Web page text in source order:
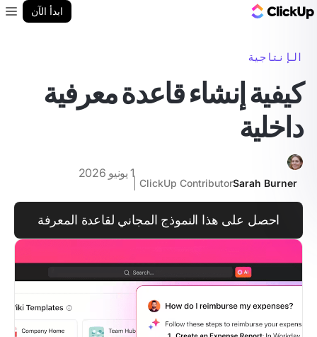
ابدأ الآن
الإنتاجية
كيفية إنشاء قاعدة معرفية
داخلية
Sarah Burner
ClickUp Contributor
1 يونيو 2026
احصل على هذا النموذج المجاني لقاعدة المعرفة